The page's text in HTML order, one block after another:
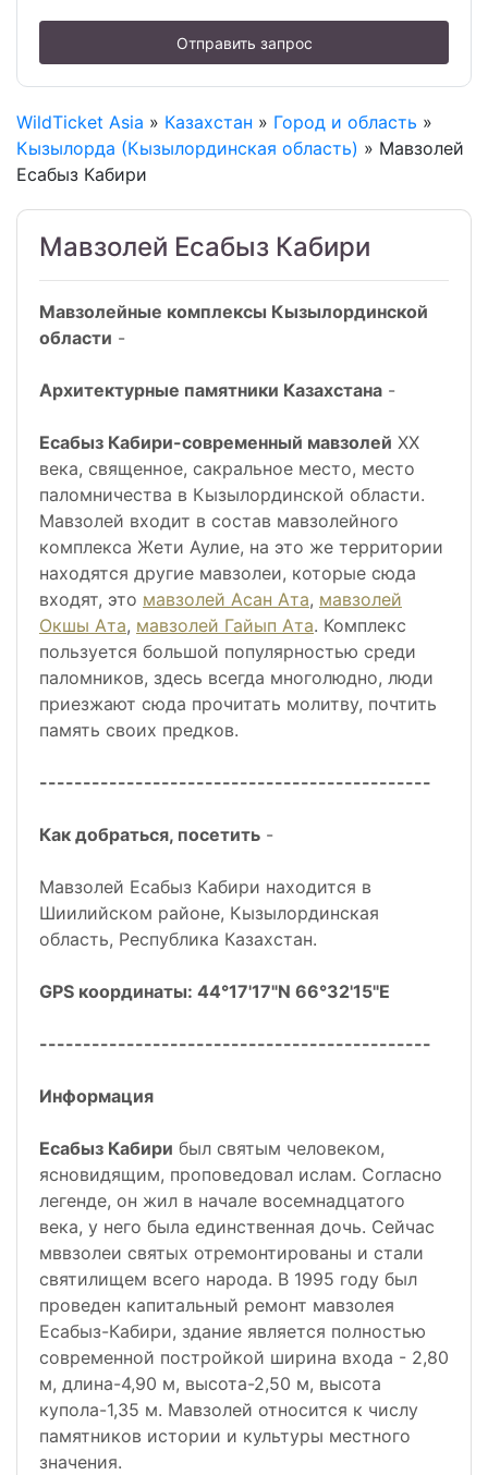
Отправить запрос
WildTicket Asia » Казахстан » Город и область »
Кызылорда (Кызылординская область) » Мавзолей
Есабыз Кабири
Мавзолей Есабыз Кабири
Мавзолейные комплексы Кызылординской
области -
Архитектурные памятники Казахстана -
Есабыз Кабири-современный мавзолей XX
века, священное, сакральное место, место
паломничества в Кызылординской области.
Мавзолей входит в состав мавзолейного
комплекса Жети Аулие, на это же территории
находятся другие мавзолеи, которые сюда
входят, это мавзолей Асан Ата, мавзолей
Окшы Ата, мавзолей Гайып Ата. Комплекс
пользуется большой популярностью среди
паломников, здесь всегда многолюдно, люди
приезжают сюда прочитать молитву, почтить
память своих предков.
---------------------------------------------
Как добраться, посетить -
Мавзолей Есабыз Кабири находится в
Шиилийском районе, Кызылординская
область, Республика Казахстан.
GPS координаты: 44°17'17"N 66°32'15"E
---------------------------------------------
Информация
Есабыз Кабири был святым человеком,
ясновидящим, проповедовал ислам. Согласно
легенде, он жил в начале восемнадцатого
века, у него была единственная дочь. Сейчас
мввзолеи святых отремонтированы и стали
святилищем всего народа. В 1995 году был
проведен капитальный ремонт мавзолея
Есабыз-Кабири, здание является полностью
современной постройкой ширина входа - 2,80
м, длина-4,90 м, высота-2,50 м, высота
купола-1,35 м. Мавзолей относится к числу
памятников истории и культуры местного
значения.